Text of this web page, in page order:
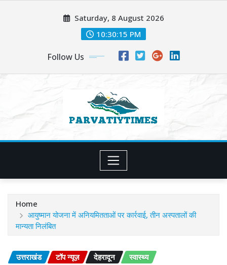
Saturday, 8 August 2026
10:30:17 PM
Follow Us
Home
आयुष्मान योजना में अनियमितताओं पर कार्रवाई, तीन अस्पतालों की
मान्यता निलंबित
उत्तराखंड टॉप न्यूज़ देहरादून स्वास्थ्य